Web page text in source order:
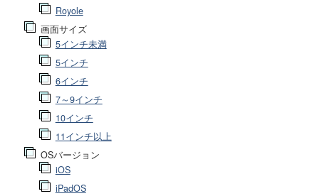
Royole
画面サイズ
5インチ未満
5インチ
6インチ
7～9インチ
10インチ
11インチ以上
OSバージョン
iOS
iPadOS